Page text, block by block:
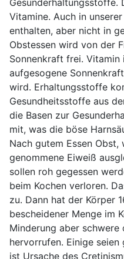
Gesunderhaltungsstoffe.
Vitamine. Auch in
enthalten, aber nicht in
Obstessen wird von der
Sonnenkraft frei.
aufgesogene
wird. Erhaltungsstoffe
Gesundheitsstoffe aus
die Basen zur
mit, was die böse
Nach gutem Essen
genommene Eiweiß
sollen roh gegessen
beim Kochen verloren.
zu. Dann hat der Körper
bescheidener Menge im
Minderung aber schwere
hervorrufen. Einige seien
ist Ursache des